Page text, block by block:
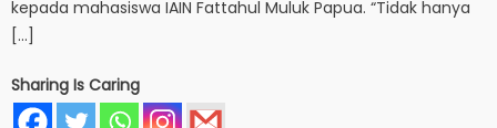
kepada mahasiswa IAIN Fattahul Muluk Papua. “Tidak hanya
[…]
Sharing Is Caring